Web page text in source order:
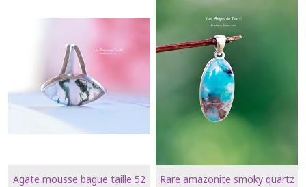
Agate mousse bague taille 52
Rare amazonite smoky quartz